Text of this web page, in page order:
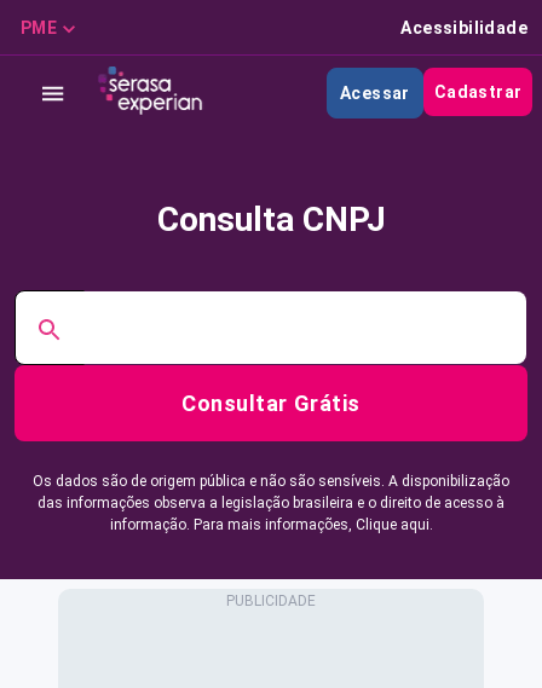
PME Acessibilidade
Acessar Cadastrar
Consulta CNPJ
Consultar Grátis
Os dados são de origem pública e não são sensíveis. A disponibilização
das informações observa a legislação brasileira e o direito de acesso à
informação. Para mais informações, Clique aqui.